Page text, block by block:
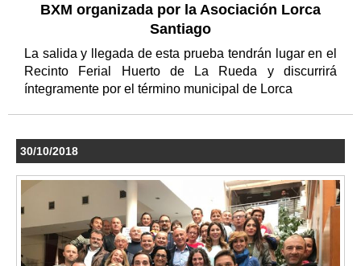
BXM organizada por la Asociación Lorca
Santiago
La salida y llegada de esta prueba tendrán lugar en el
Recinto Ferial Huerto de La Rueda y discurrirá
íntegramente por el término municipal de Lorca
30/10/2018